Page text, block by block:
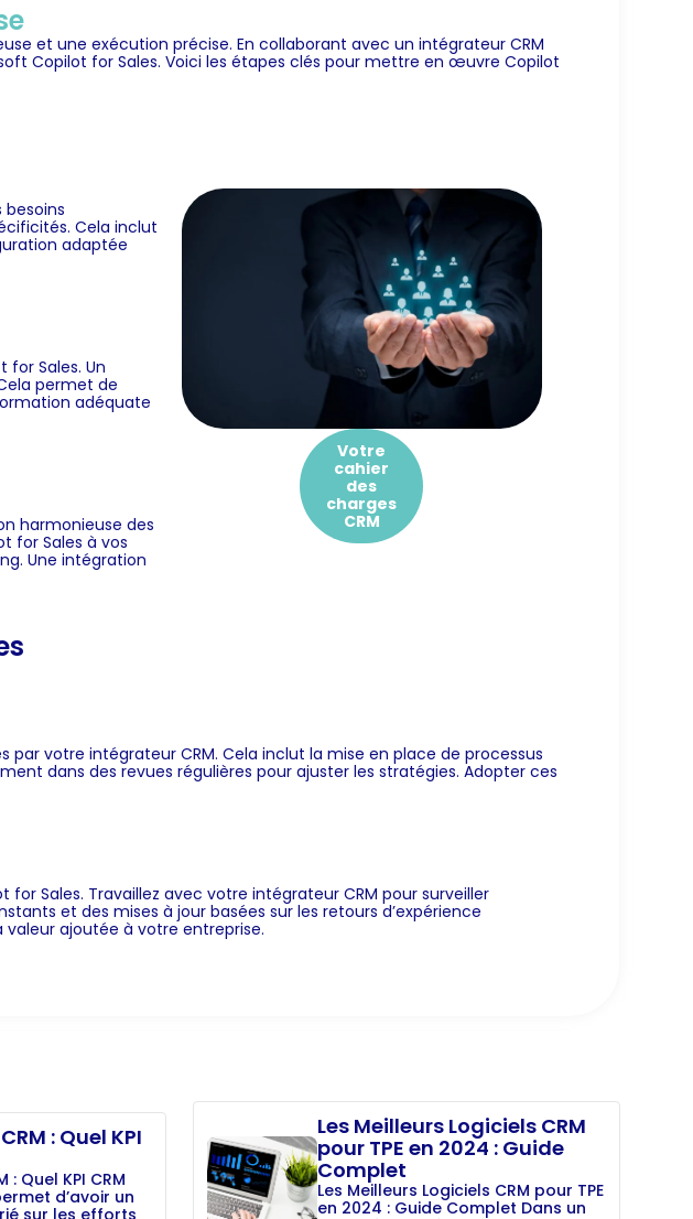
et une exécution précise. En collaborant avec un intégrateur CRM
Copilot for Sales. Voici les étapes clés pour mettre en œuvre Copilot
Cela inclut
adaptée
Sales. Un
permet de
adéquate
harmonieuse des
for Sales à vos
Une intégration
Votre
cahier
des
charges
CRM
par votre intégrateur CRM. Cela inclut la mise en place de processus
dans des revues régulières pour ajuster les stratégies. Adopter ces
Sales. Travaillez avec votre intégrateur CRM pour surveiller
et des mises à jour basées sur les retours d’expérience
ajoutée à votre entreprise.
: Quel KPI
: Quel KPI CRM
d’avoir un
sur les efforts
Les Meilleurs Logiciels CRM
pour TPE en 2024 : Guide
Complet
Les Meilleurs Logiciels CRM pour TPE
en 2024 : Guide Complet Dans un